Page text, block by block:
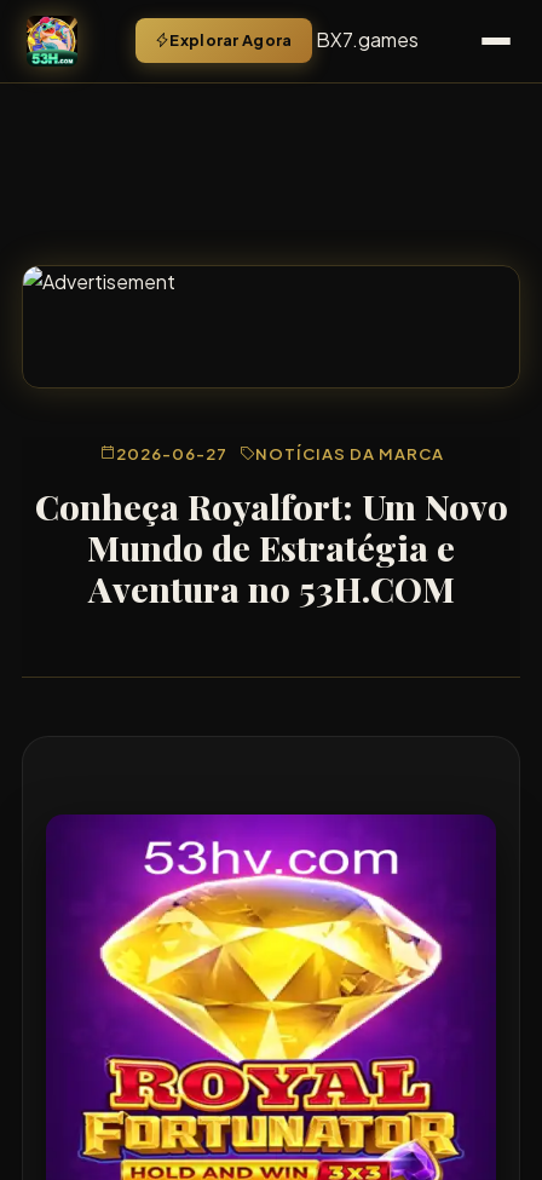
Explorar Agora BX7.games
2026-06-27 NOTÍCIAS DA MARCA
Conheça Royalfort: Um Novo
Mundo de Estratégia e
Aventura no 53H.COM